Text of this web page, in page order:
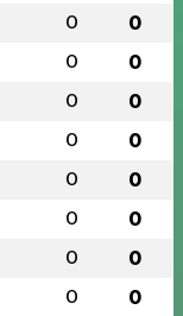
0 0
0 0
0 0
0 0
0 0
0 0
0 0
0 0